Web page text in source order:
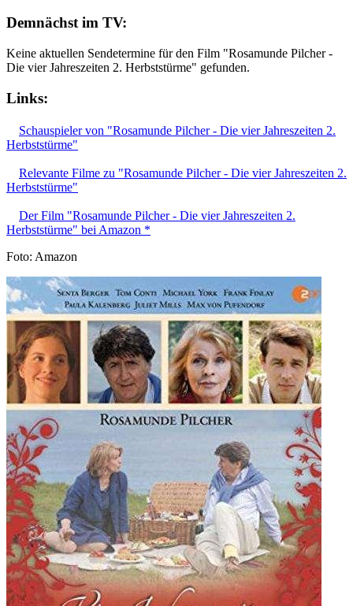
Demnächst im TV:
Keine aktuellen Sendetermine für den Film "Rosamunde Pilcher -
Die vier Jahreszeiten 2. Herbststürme" gefunden.
Links:
Schauspieler von "Rosamunde Pilcher - Die vier Jahreszeiten 2.
Herbststürme"
Relevante Filme zu "Rosamunde Pilcher - Die vier Jahreszeiten 2.
Herbststürme"
Der Film "Rosamunde Pilcher - Die vier Jahreszeiten 2.
Herbststürme" bei Amazon *
Foto: Amazon